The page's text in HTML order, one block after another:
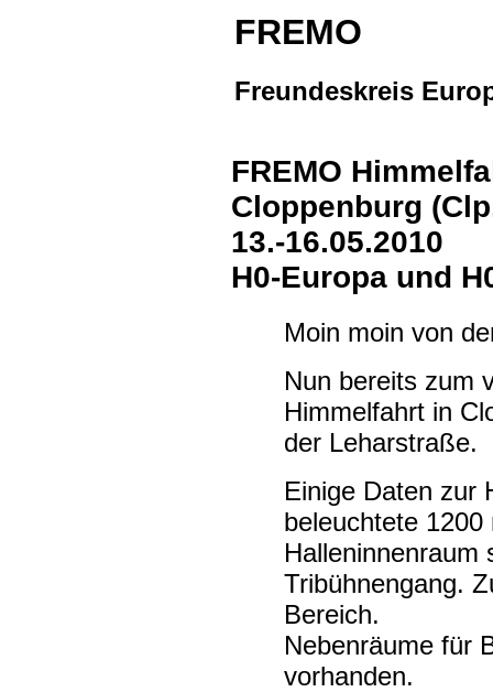
FREMO
Freundeskreis
FREMO
Cloppenburg
13.-16.05.2010
H0-Europa und
Moin moin von
Nun bereits zum
Himmelfahrt in
der Leharstraße.
Einige Daten zur
beleuchtete
Halleninnenraum
Tribühnengang.
Bereich.
Nebenräume für
vorhanden.